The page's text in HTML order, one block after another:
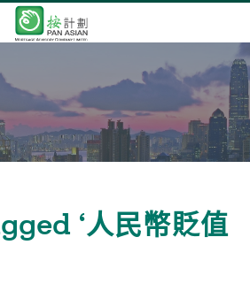
‘人民幣貶值